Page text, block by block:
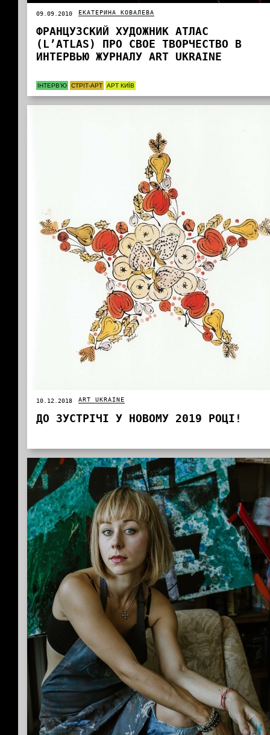
09.09.2010 ЕКАТЕРИНА КОВАЛЕВА
ФРАНЦУЗСКИЙ ХУДОЖНИК АТЛАС
(L’ATLAS) ПРО СВОЕ ТВОРЧЕСТВО В
ИНТЕРВЬЮ ЖУРНАЛУ ART UKRAINE
ІНТЕРВ’Ю СТРІТ-АРТ АРТ КИЇВ
10.12.2018 ART UKRAINE
ДО ЗУСТРІЧІ У НОВОМУ 2019 РОЦІ!